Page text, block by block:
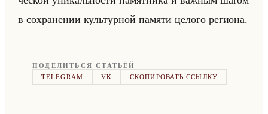
в со­хра­не­нии культур­ной па­мя­ти це­ло­го ре­ги­она.
ПОДЕЛИТЬСЯ СТАТЬЁЙ
TELEGRAM
VK СКОПИРОВАТЬ ССЫЛКУ